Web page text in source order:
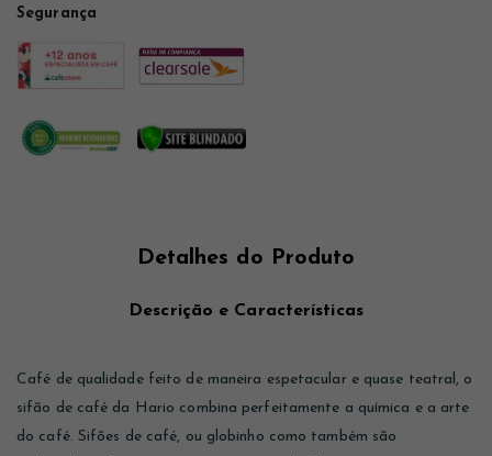
Segurança
Detalhes do Produto
Descrição e Características
Café de qualidade feito de maneira espetacular e quase teatral, o
sifão de café da Hario combina perfeitamente a química e a arte
do café. Sifões de café, ou globinho como também são